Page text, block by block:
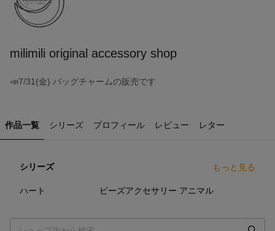
milimili original accessory shop
📣7/31(金) バッグチャームの販売です
作品一覧 シリーズ プロフィール レビュー レター
シリーズ もっと見る
ハート ビーズアクセサリー アニマル